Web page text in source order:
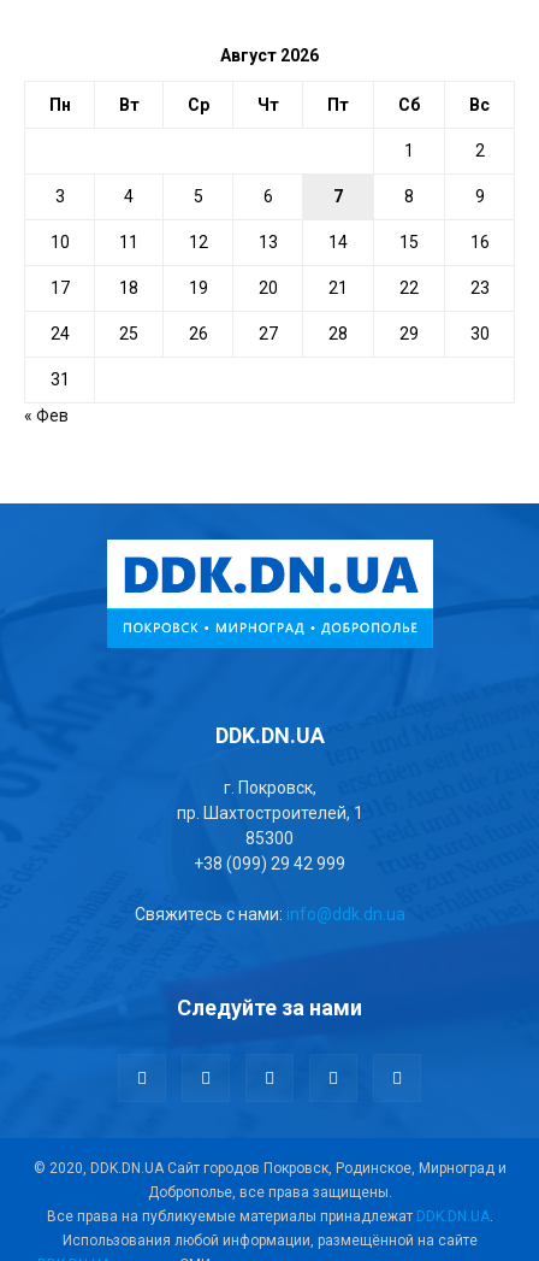
Август 2026
Пн Вт Ср Чт Пт Сб Вс
1 2
3 4 5 6 7 8 9
10 11 12 13 14 15 16
17 18 19 20 21 22 23
24 25 26 27 28 29 30
31
« Фев
DDK.DN.UA
г. Покровск,
пр. Шахтостроителей, 1
85300
+38 (099) 29 42 999
Свяжитесь с нами: info@ddk.dn.ua
Следуйте за нами
© 2020, DDK.DN.UA Сайт городов Покровск, Родинское, Мирноград и
Доброполье, все права защищены.
Все права на публикуемые материалы принадлежат DDK.DN.UA.
Использования любой информации, размещённой на сайте